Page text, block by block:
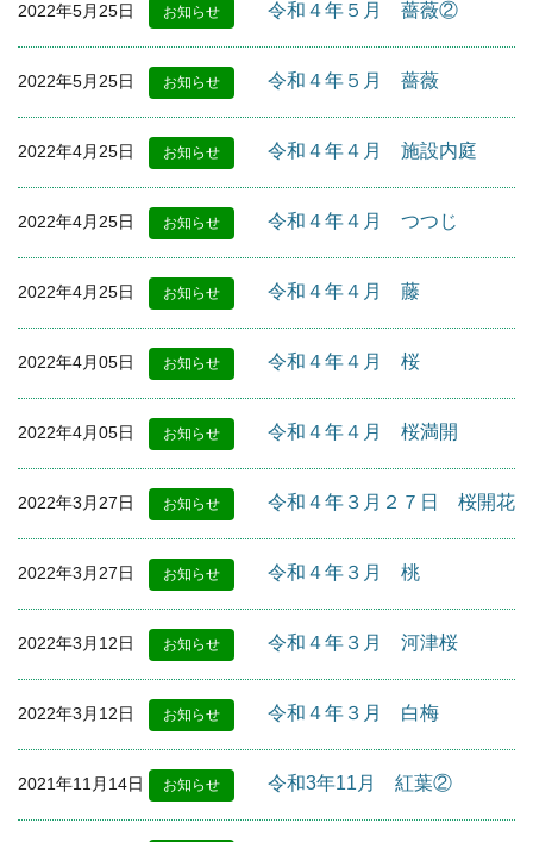
2022年5月25日 お知らせ 令和４年５月 薔薇②
2022年5月25日 お知らせ 令和４年５月 薔薇
2022年4月25日 お知らせ 令和４年４月 施設内庭
2022年4月25日 お知らせ 令和４年４月 つつじ
2022年4月25日 お知らせ 令和４年４月 藤
2022年4月05日 お知らせ 令和４年４月 桜
2022年4月05日 お知らせ 令和４年４月 桜満開
2022年3月27日 お知らせ 令和４年３月２７日 桜開花
2022年3月27日 お知らせ 令和４年３月 桃
2022年3月12日 お知らせ 令和４年３月 河津桜
2022年3月12日 お知らせ 令和４年３月 白梅
2021年11月14日 お知らせ 令和3年11月 紅葉②